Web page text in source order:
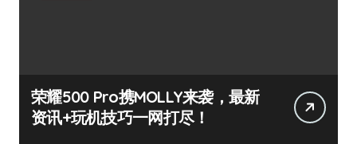
荣耀500 Pro携MOLLY来袭，最新
资讯+玩机技巧一网打尽！